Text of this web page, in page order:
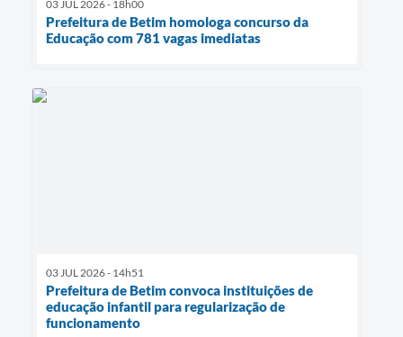
03 JUL 2026 - 18h00
Prefeitura de Betim homologa concurso da
Educação com 781 vagas imediatas
03 JUL 2026 - 14h51
Prefeitura de Betim convoca instituições de
educação infantil para regularização de
funcionamento